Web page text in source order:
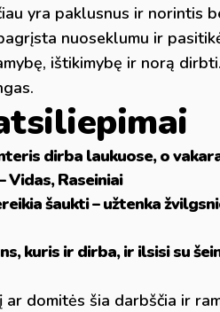
yra paklusnus ir norintis
nuoseklumu ir
ištikimybę ir norą
dirba laukuose, o
Vidas, Raseiniai
šaukti – užtenka
kuris ir dirba, ir ilsisi su
domitės šia darbščia ir